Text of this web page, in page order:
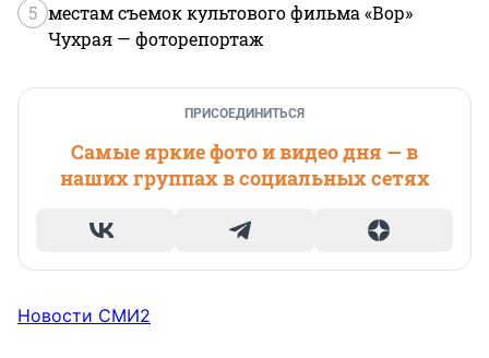
5 местам съемок культового фильма «Вор»
Чухрая — фоторепортаж
ПРИСОЕДИНИТЬСЯ
Самые яркие фото и видео дня — в
наших группах в социальных сетях
Новости СМИ2